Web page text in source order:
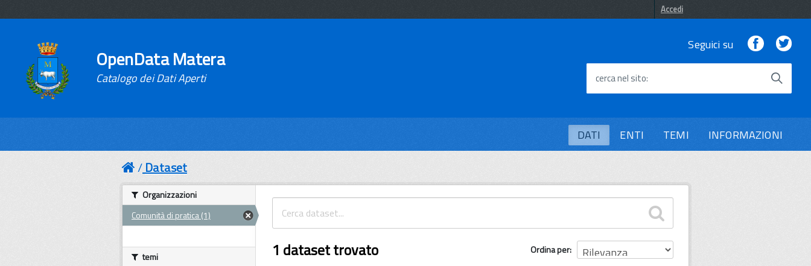
Accedi
OpenData Matera
Catalogo dei Dati Aperti
Seguici su Facebook
cerca nel sito
DATI ENTI TEMI INFORMAZIONI
Dataset
Ordina per
1 dataset trovato
Organizzazioni
Comunità di pratica (1)
temi